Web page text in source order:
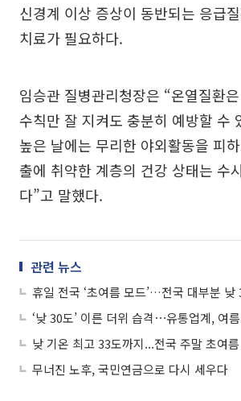
신경계 이상 증상이 동반되는 응급
치료가 필요하다.
임승관 질병관리청장은 “온열질환
수칙만 잘 지켜도 충분히 예방할 수
높은 날에는 무리한 야외활동을 피
출에 취약한 계층의 건강 상태는 수
다”고 말했다.
관련 뉴스
휴일 전국 ‘초여름 모드’…전국 대부분 낮
낮 기온 최고 33도까지...전국 주말 초여
무너진 노후, 국민연금으로 다시 세우다